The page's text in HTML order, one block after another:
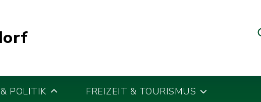
POLITIK FREIZEIT & TOURISMUS